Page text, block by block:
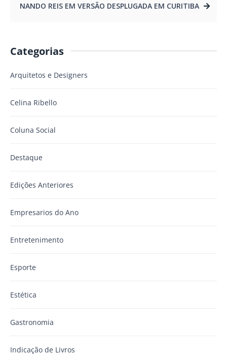
NANDO REIS EM VERSÃO DESPLUGADA EM CURITIBA
Categorias
Arquitetos e Designers
Celina Ribello
Coluna Social
Destaque
Edições Anteriores
Empresarios do Ano
Entretenimento
Esporte
Estética
Gastronomia
Indicação de Livros